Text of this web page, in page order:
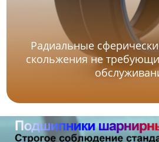
Радиальные
скольжения не